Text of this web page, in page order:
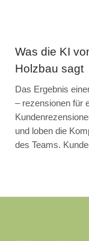
Was die KI
Holzbau sagt
Das Ergebnis
– rezensionen für
und loben die
des Teams.